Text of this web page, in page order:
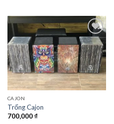
Add to
Wishlist
CAJON
Trống Cajon
700,000₫